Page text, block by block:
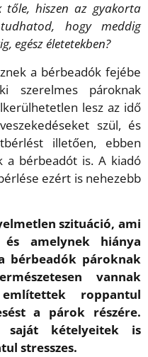
hiszen az gyakorta
hogy meddig
egész életetekben?
a bérbeadók fejébe
szerelmes pároknak
lesz az idő
szül, és
illetően, ebben
a bérbeadót is. A kiadó
ezért is nehezebb
szituáció, ami
amelynek hiánya
bérbeadók pároknak
vannak
roppantul
a párok részére.
saját kételyeitek is
stresszes.